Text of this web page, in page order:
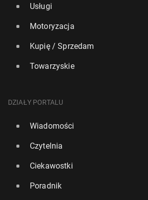
Usługi
Motoryzacja
Kupię / Sprzedam
Towarzyskie
DZIAŁY PORTALU
Wiadomości
Czytelnia
Ciekawostki
Poradnik